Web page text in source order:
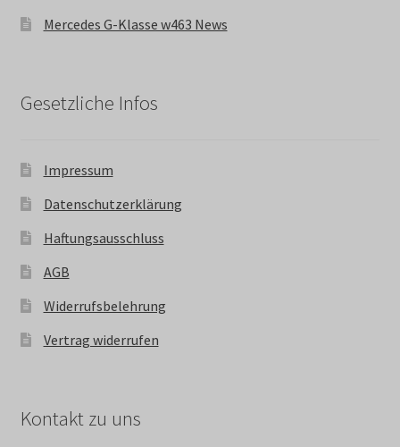
Mercedes G-Klasse w463 News
Gesetzliche Infos
Impressum
Datenschutzerklärung
Haftungsausschluss
AGB
Widerrufsbelehrung
Vertrag widerrufen
Kontakt zu uns